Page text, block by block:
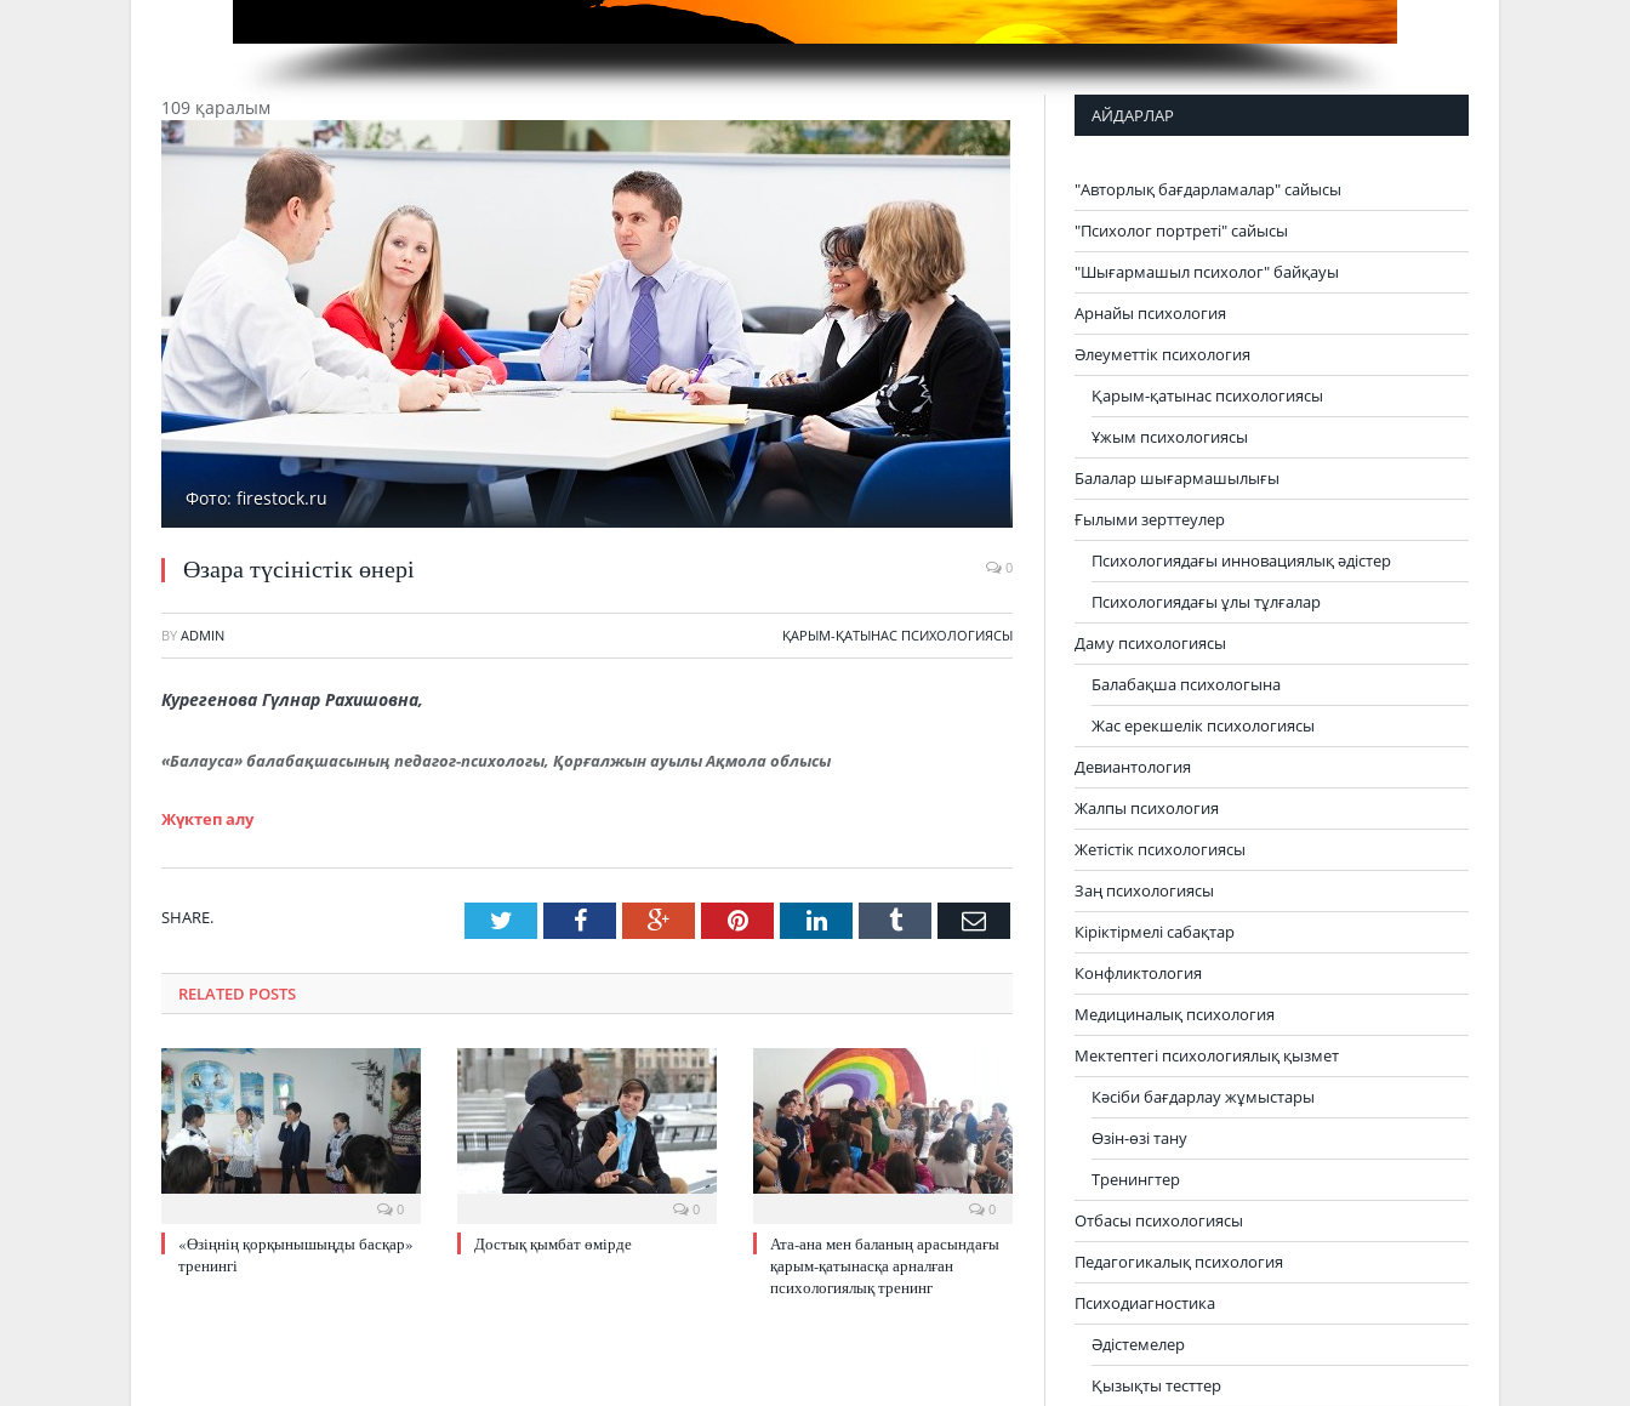
109 қаралым
Фото: firestock.ru
Өзара түсіністік өнері 0
BY ADMIN ҚАРЫМ-ҚАТЫНАС ПСИХОЛОГИЯСЫ
Курегенова Гүлнар Рахишовна,
«Балауса» балабақшасының педагог-психологы, Қорғалжын ауылы Ақмола облысы
Жүктеп алу
SHARE. TwitterFacebookGoogle+PinterestLinkedInTumblr Email
RELATED POSTS
0
«Өзіңнің қорқынышыңды басқар»
тренингі
0
Достық қымбат өмірде
0
Ата-ана мен баланың арасындағы
қарым-қатынасқа арналған
психологиялық тренинг
АЙДАРЛАР
"Авторлық бағдарламалар" сайысы
"Психолог портреті" сайысы
"Шығармашыл психолог" байқауы
Арнайы психология
Әлеуметтік психология
Қарым-қатынас психологиясы
Ұжым психологиясы
Балалар шығармашылығы
Ғылыми зерттеулер
Психологиядағы инновациялық әдістер
Психологиядағы ұлы тұлғалар
Даму психологиясы
Балабақша психологына
Жас ерекшелік психологиясы
Девиантология
Жалпы психология
Жетістік психологиясы
Заң психологиясы
Кіріктірмелі сабақтар
Конфликтология
Медициналық психология
Мектептегі психологиялық қызмет
Кәсіби бағдарлау жұмыстары
Өзін-өзі тану
Тренингтер
Отбасы психологиясы
Педагогикалық психология
Психодиагностика
Әдістемелер
Қызықты тесттер